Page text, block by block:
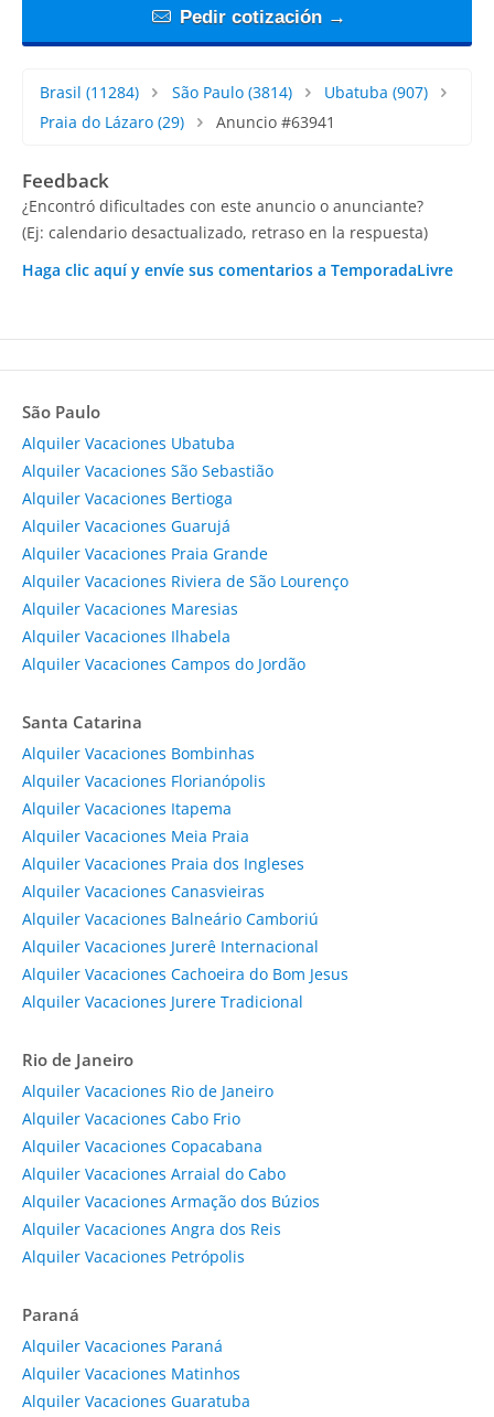
Pedir cotización →
Brasil (11284) São Paulo(3814) Ubatuba (907)
Praia do Lázaro (29) Anuncio #63941
Feedback
¿Encontró dificultades con este anuncio o anunciante?
(Ej: calendario desactualizado, retraso en la respuesta)
Haga clic aquí y envíe sus comentarios a TemporadaLivre
São Paulo
Alquiler Vacaciones Ubatuba
Alquiler Vacaciones São Sebastião
Alquiler Vacaciones Bertioga
Alquiler Vacaciones Guarujá
Alquiler Vacaciones Praia Grande
Alquiler Vacaciones Riviera de São Lourenço
Alquiler Vacaciones Maresias
Alquiler Vacaciones Ilhabela
Alquiler Vacaciones Campos do Jordão
Santa Catarina
Alquiler Vacaciones Bombinhas
Alquiler Vacaciones Florianópolis
Alquiler Vacaciones Itapema
Alquiler Vacaciones Meia Praia
Alquiler Vacaciones Praia dos Ingleses
Alquiler Vacaciones Canasvieiras
Alquiler Vacaciones Balneário Camboriú
Alquiler Vacaciones Jurerê Internacional
Alquiler Vacaciones Cachoeira do Bom Jesus
Alquiler Vacaciones Jurere Tradicional
Rio de Janeiro
Alquiler Vacaciones Rio de Janeiro
Alquiler Vacaciones Cabo Frio
Alquiler Vacaciones Copacabana
Alquiler Vacaciones Arraial do Cabo
Alquiler Vacaciones Armação dos Búzios
Alquiler Vacaciones Angra dos Reis
Alquiler Vacaciones Petrópolis
Paraná
Alquiler Vacaciones Paraná
Alquiler Vacaciones Matinhos
Alquiler Vacaciones Guaratuba